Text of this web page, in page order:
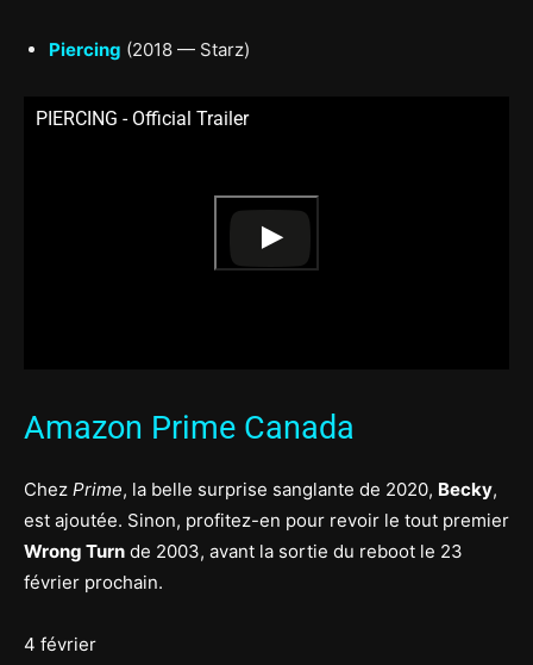
Piercing (2018 — Starz)
PIERCING - Official Trailer
Amazon Prime Canada
Chez Prime, la belle surprise sanglante de 2020, Becky,
est ajoutée. Sinon, profitez-en pour revoir le tout premier
Wrong Turn de 2003, avant la sortie du reboot le 23
février prochain.
4 février